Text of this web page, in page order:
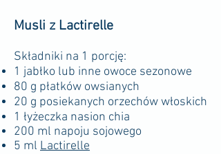
Musli z Lactirelle
Składniki na 1 porcję:
1 jabłko lub inne owoce sezonowe
80 g płatków owsianych
20 g posiekanych orzechów włoskich
1 łyżeczka nasion chia
200 ml napoju sojowego
5 ml Lactirelle